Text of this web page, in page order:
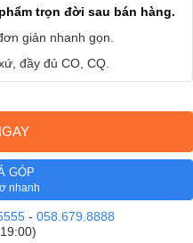
trọn đời sau bán hàng.
giản nhanh gọn.
đầy đủ CO, CQ.
GÓP
nhanh
- 058.679.8888